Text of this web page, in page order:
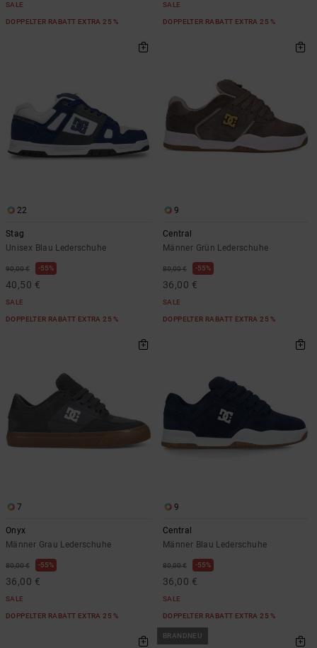
SALE
DOPPELTER RABATT EXTRA 25 %
SALE
DOPPELTER RABATT EXTRA 25 %
22
Stag
Unisex Blau Lederschuhe
90,00 € 55%
40,50 €
SALE
DOPPELTER RABATT EXTRA 25 %
9
Central
Männer Grün Lederschuhe
80,00 € 55%
36,00 €
SALE
DOPPELTER RABATT EXTRA 25 %
7
Onyx
Männer Grau Lederschuhe
80,00 € 55%
36,00 €
SALE
DOPPELTER RABATT EXTRA 25 %
9
Central
Männer Blau Lederschuhe
80,00 € 55%
36,00 €
SALE
DOPPELTER RABATT EXTRA 25 %
BRANDNEU